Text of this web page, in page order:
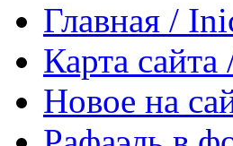
Главная /
Карта
Новое на